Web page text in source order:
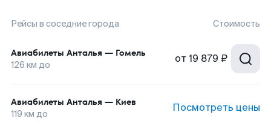
Рейсы в соседние города Стоимость
Авиабилеты Анталья — Гомель
126 км до от 19 879 ₽
Авиабилеты Анталья — Киев
119 км до Посмотреть цены